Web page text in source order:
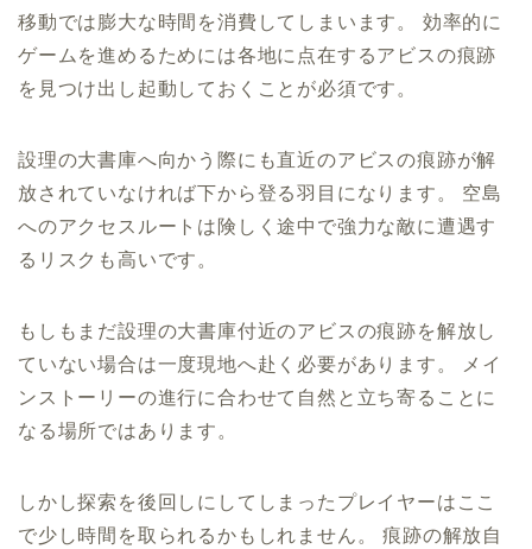
移動では膨大な時間を消費してしまいます。 効率的に
ゲームを進めるためには各地に点在するアビスの痕跡
を見つけ出し起動しておくことが必須です。
設理の大書庫へ向かう際にも直近のアビスの痕跡が解
放されていなければ下から登る羽目になります。 空島
へのアクセスルートは険しく途中で強力な敵に遭遇す
るリスクも高いです。
もしもまだ設理の大書庫付近のアビスの痕跡を解放し
ていない場合は一度現地へ赴く必要があります。 メイ
ンストーリーの進行に合わせて自然と立ち寄ることに
なる場所ではあります。
しかし探索を後回しにしてしまったプレイヤーはここ
で少し時間を取られるかもしれません。 痕跡の解放自